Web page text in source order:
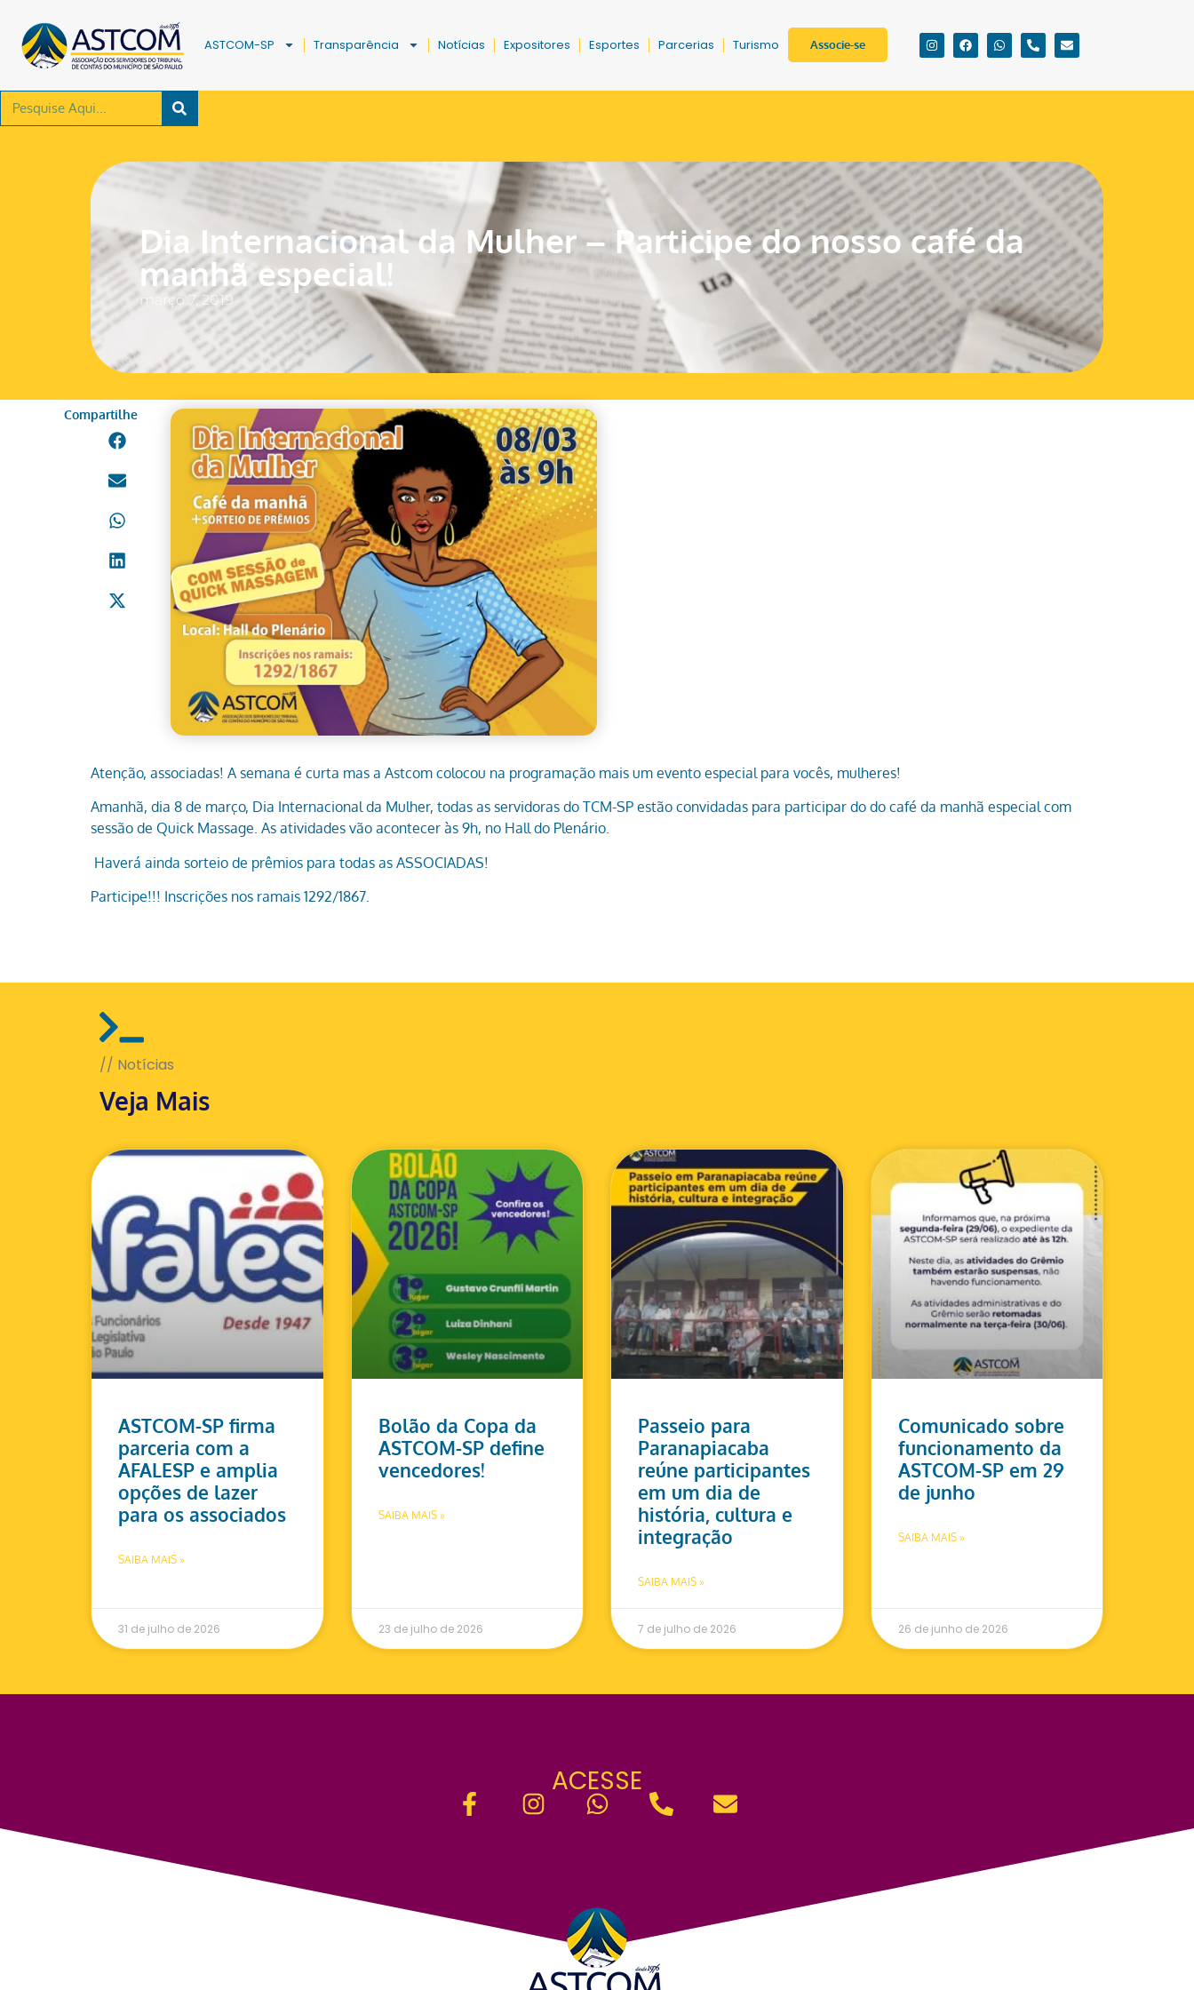
ASTCOM-SP Transparência Notícias Expositores Esportes Parcerias Turismo Associe-se
Dia Internacional da Mulher – Participe do nosso café da
manhã especial!
março 7, 2019
Compartilhe
Atenção, associadas! A semana é curta mas a Astcom colocou na programação mais um evento especial para vocês, mulheres!
Amanhã, dia 8 de março, Dia Internacional da Mulher, todas as servidoras do TCM-SP estão convidadas para participar do do café da manhã especial com
sessão de Quick Massage. As atividades vão acontecer às 9h, no Hall do Plenário.
Haverá ainda sorteio de prêmios para todas as ASSOCIADAS!
Participe!!! Inscrições nos ramais 1292/1867.
// Notícias
Veja Mais
ASTCOM-SP firma
parceria com a
AFALESP e amplia
opções de lazer
para os associados
SAIBA MAIS »
31 de julho de 2026
Bolão da Copa da
ASTCOM-SP define
vencedores!
SAIBA MAIS »
23 de julho de 2026
Passeio para
Paranapiacaba
reúne participantes
em um dia de
história, cultura e
integração
SAIBA MAIS »
7 de julho de 2026
Comunicado sobre
funcionamento da
ASTCOM-SP em 29
de junho
SAIBA MAIS »
26 de junho de 2026
ACESSE